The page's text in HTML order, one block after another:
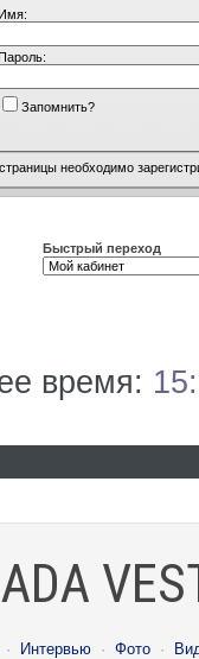
Запомнить?
необходимо
Быстрый переход
время:
· Интервью · Фото ·